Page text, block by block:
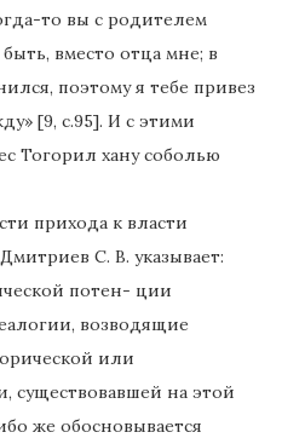
то вы с родителем
вместо отца мне; в
поэтому я тебе привез
[9, с.95]. И с этими
Тогорил хану соболью
прихода к власти
С. В. указывает:
потен- ции
возводящие
или
существовавшей на этой
же обосновывается